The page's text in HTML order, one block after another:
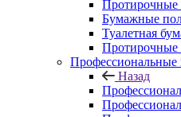
Протирочные
Бумажные
Туалетная
Протирочные
Назад